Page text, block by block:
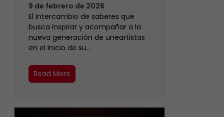
9 de febrero de 2026
El intercambio de saberes que
busca inspirar y acompañar a la
nueva generación de uneartistas
en el inicio de su…
Read More